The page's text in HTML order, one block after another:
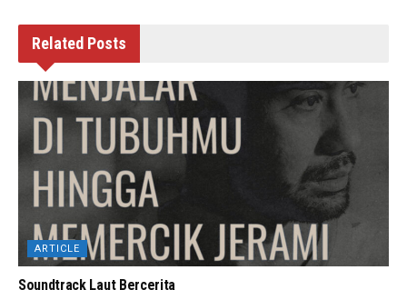
Related Posts
ARTICLE
Soundtrack Laut Bercerita